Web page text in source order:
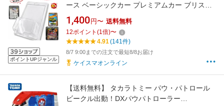
ポイントUPジャンル
ース ベーシックカー プレミアムカー ブリスタ
ーケース プラスチックケース コレクションの
保護 陳列 ディスプレイ 社外品
1,400 円〜 送料無料
12ポイント (1倍)〜
4.91(141件)
8/7 9:00までの注文で最短8/8お届け
ケイスマオンライン
【送料無料】 タカラトミー パウ・パトロール
ビークル出動！DXパウパトローラー